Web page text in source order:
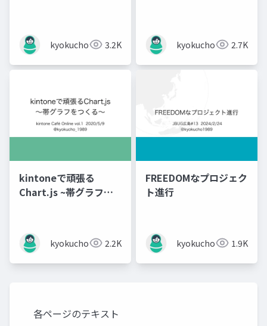
kyokucho19893.2K kyokucho19892.7K
kintoneで頑張る
Chart.js ~帯グラフを
kyokucho19892.2K
FREEDOMなプロジェク
ト進行
kyokucho19891.9K
各ページのテキスト